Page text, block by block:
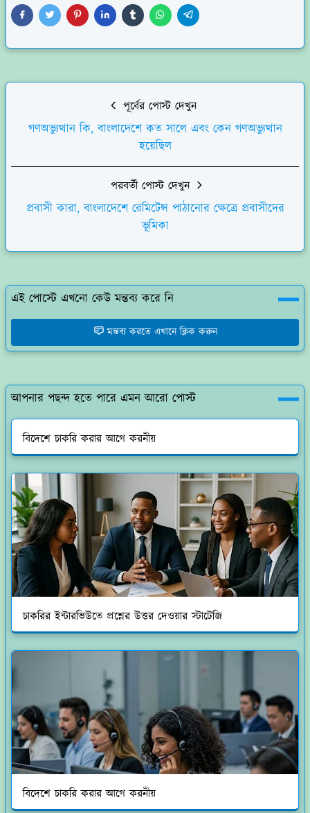
পূর্বের পোস্ট দেখুন
গণঅভ্যুত্থান কি, বাংলাদেশে কত সালে এবং কেন গণঅভ্যুত্থান
হয়েছিল
পরবর্তী পোস্ট দেখুন
প্রবাসী কারা, বাংলাদেশে রেমিটেন্স পাঠানোর ক্ষেত্রে প্রবাসীদের
ভূমিকা
এই পোস্টে এখনো কেউ মন্তব্য করে নি
মন্তব্য করতে এখানে ক্লিক করুন
আপনার পছন্দ হতে পারে এমন আরো পোস্ট
বিদেশে চাকরি করার আগে করনীয়
চাকরির ইন্টারভিউতে প্রশ্নের উত্তর দেওয়ার স্টাটেজি
বিদেশে চাকরি করার আগে করনীয়